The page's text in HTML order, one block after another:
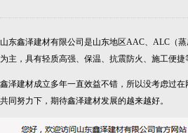
山东鑫泽建材有限公司是山东地区AAC、ALC（
为主，具有轻质高强、保温、抗震防火、施工便
鑫泽建材成立多年一直效益不错，所以没考虑过
共同努力下，期待鑫泽建材发展的越来越好。